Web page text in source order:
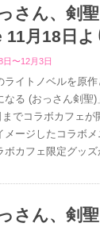
さん、剣
月18日よ
日〜12月3日
ライトノベルを原
なる (おっさん剣聖
でコラボカフェ
メージしたコラボ
ボカフェ限定グッズ
さん、剣